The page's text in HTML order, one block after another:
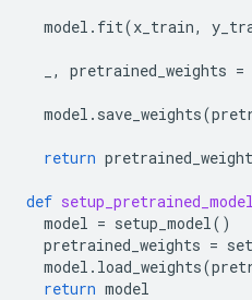
model . fit(x_train,
, pretrained_weights =
model . save_weights(
return
def setup_pretrained_model
model = setup_model()
pretrained_weights =
model . load_weights(
return model